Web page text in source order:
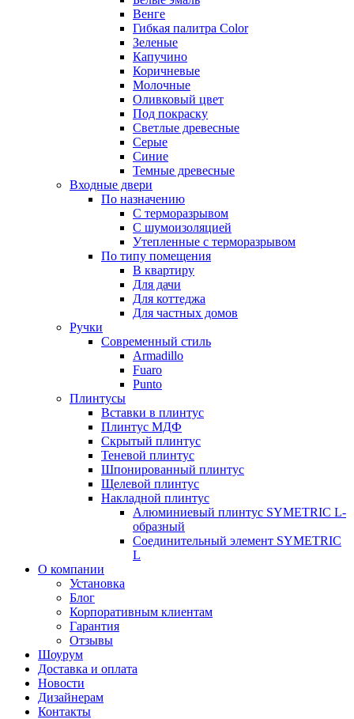
Венге
Гибкая палитра Color
Зеленые
Капучино
Коричневые
Молочные
Оливковый цвет
Под покраску
Светлые древесные
Серые
Синие
Темные древесные
Входные двери
По назначению
С терморазрывом
С шумоизоляцией
Утепленные с терморазрывом
По типу помещения
В квартиру
Для дачи
Для коттеджа
Для частных домов
Ручки
Современный стиль
Armadillo
Fuaro
Punto
Плинтусы
Вставки в плинтус
Плинтус МДФ
Скрытый плинтус
Теневой плинтус
Шпонированный плинтус
Щелевой плинтус
Накладной плинтус
Алюминиевый плинтус SYMETRIC L-
образный
Соединительный элемент SYMETRIC
L
О компании
Установка
Блог
Корпоративным клиентам
Гарантия
Отзывы
Шоурум
Доставка и оплата
Новости
Дизайнерам
Контакты